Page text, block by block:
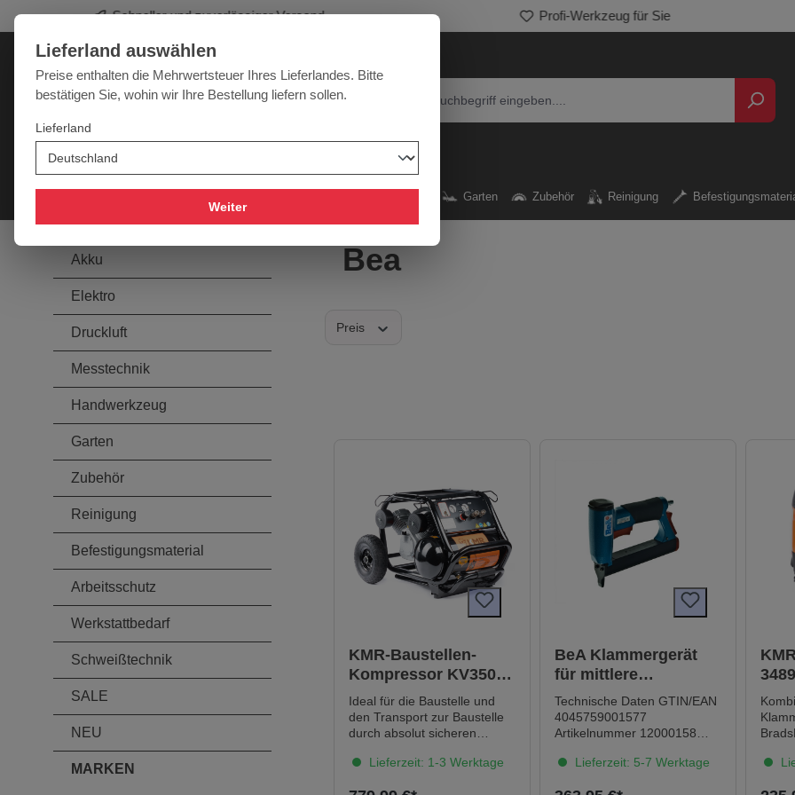
Zur Hauptnavigation springen
Profi-Werkzeug für Sie Entdecken Sie unser breites Sortiment
Lieferland: Deutschland
Werkzeugpower für jede Herausforderung
SALE
Garten Zubehör Reinigung
Akku
Elektro
Druckluft
Messtechnik
Handwerkzeug
Garten
Zubehör
Reinigung
Befestigungsmaterial
Arbeitsschutz
Werkstattbedarf
Schweißtechnik
SALE
NEU
MARKEN
Bea
Preis
KMR-Baustellen-
Kompressor KV350-
15 (12400159)
Ideal für die Baustelle und
den Transport zur Baustelle
durch absolut sicheren
Ausstattung:Druckschalter
Lieferzeit: 1-3 Werktage
BeA Klammergerät
für mittlere
Klammerstärken
90/25-552 Schaltung
Technische Daten GTIN/EAN
4045759001577
Artikelnummer 12000158
Klammern Typ 90 Länge min
Lieferzeit: 5-7 Werktage
Mini-
Lieferland auswählen
Preise enthalten die Mehrwertsteuer Ihres Lieferlandes. Bitte
bestätigen Sie, wohin wir Ihre Bestellung liefern sollen.
Lieferland
Weiter